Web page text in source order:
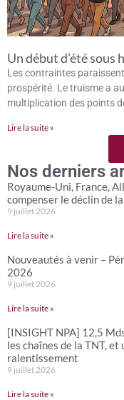
Un début d’été sous
Les contraintes
prospérité. Le truisme a
multiplication des points
Lire la suite »
Nos derniers
Royaume-Uni, France,
compenser le déclin de
9 juillet 2026
Lire la suite »
Nouveautés à venir –
2026
9 juillet 2026
Lire la suite »
[INSIGHT NPA] 12,5
les chaînes de la TNT,
ralentissement
9 juillet 2026
Lire la suite »